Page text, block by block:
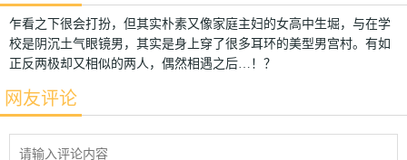
乍看之下很会打扮，但其实朴素又像家庭主妇的女高中生堀，与在学
校是阴沉土气眼镜男，其实是身上穿了很多耳环的美型男宫村。有如
正反两极却又相似的两人，偶然相遇之后…！？
网友评论